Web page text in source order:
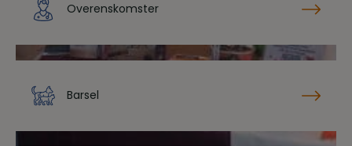
Overenskomster
Barsel